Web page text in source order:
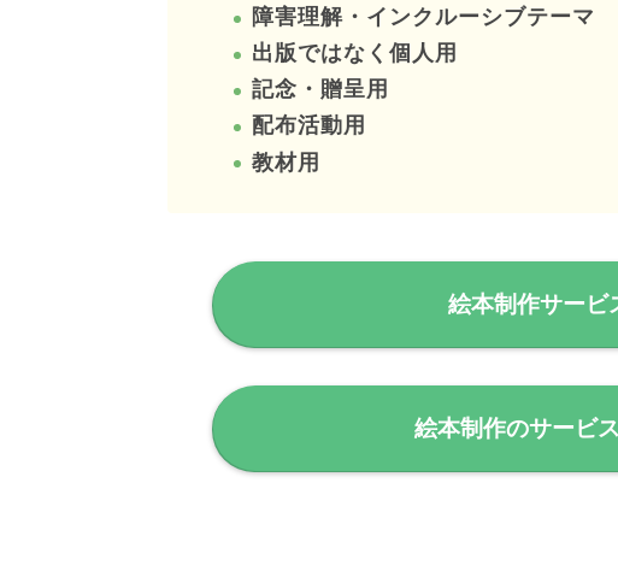
障害理解・インクルーシブテーマ
出版ではなく個人用
記念・贈呈用
配布活動用
教材用
絵本制作サービ
絵本制作のサービ